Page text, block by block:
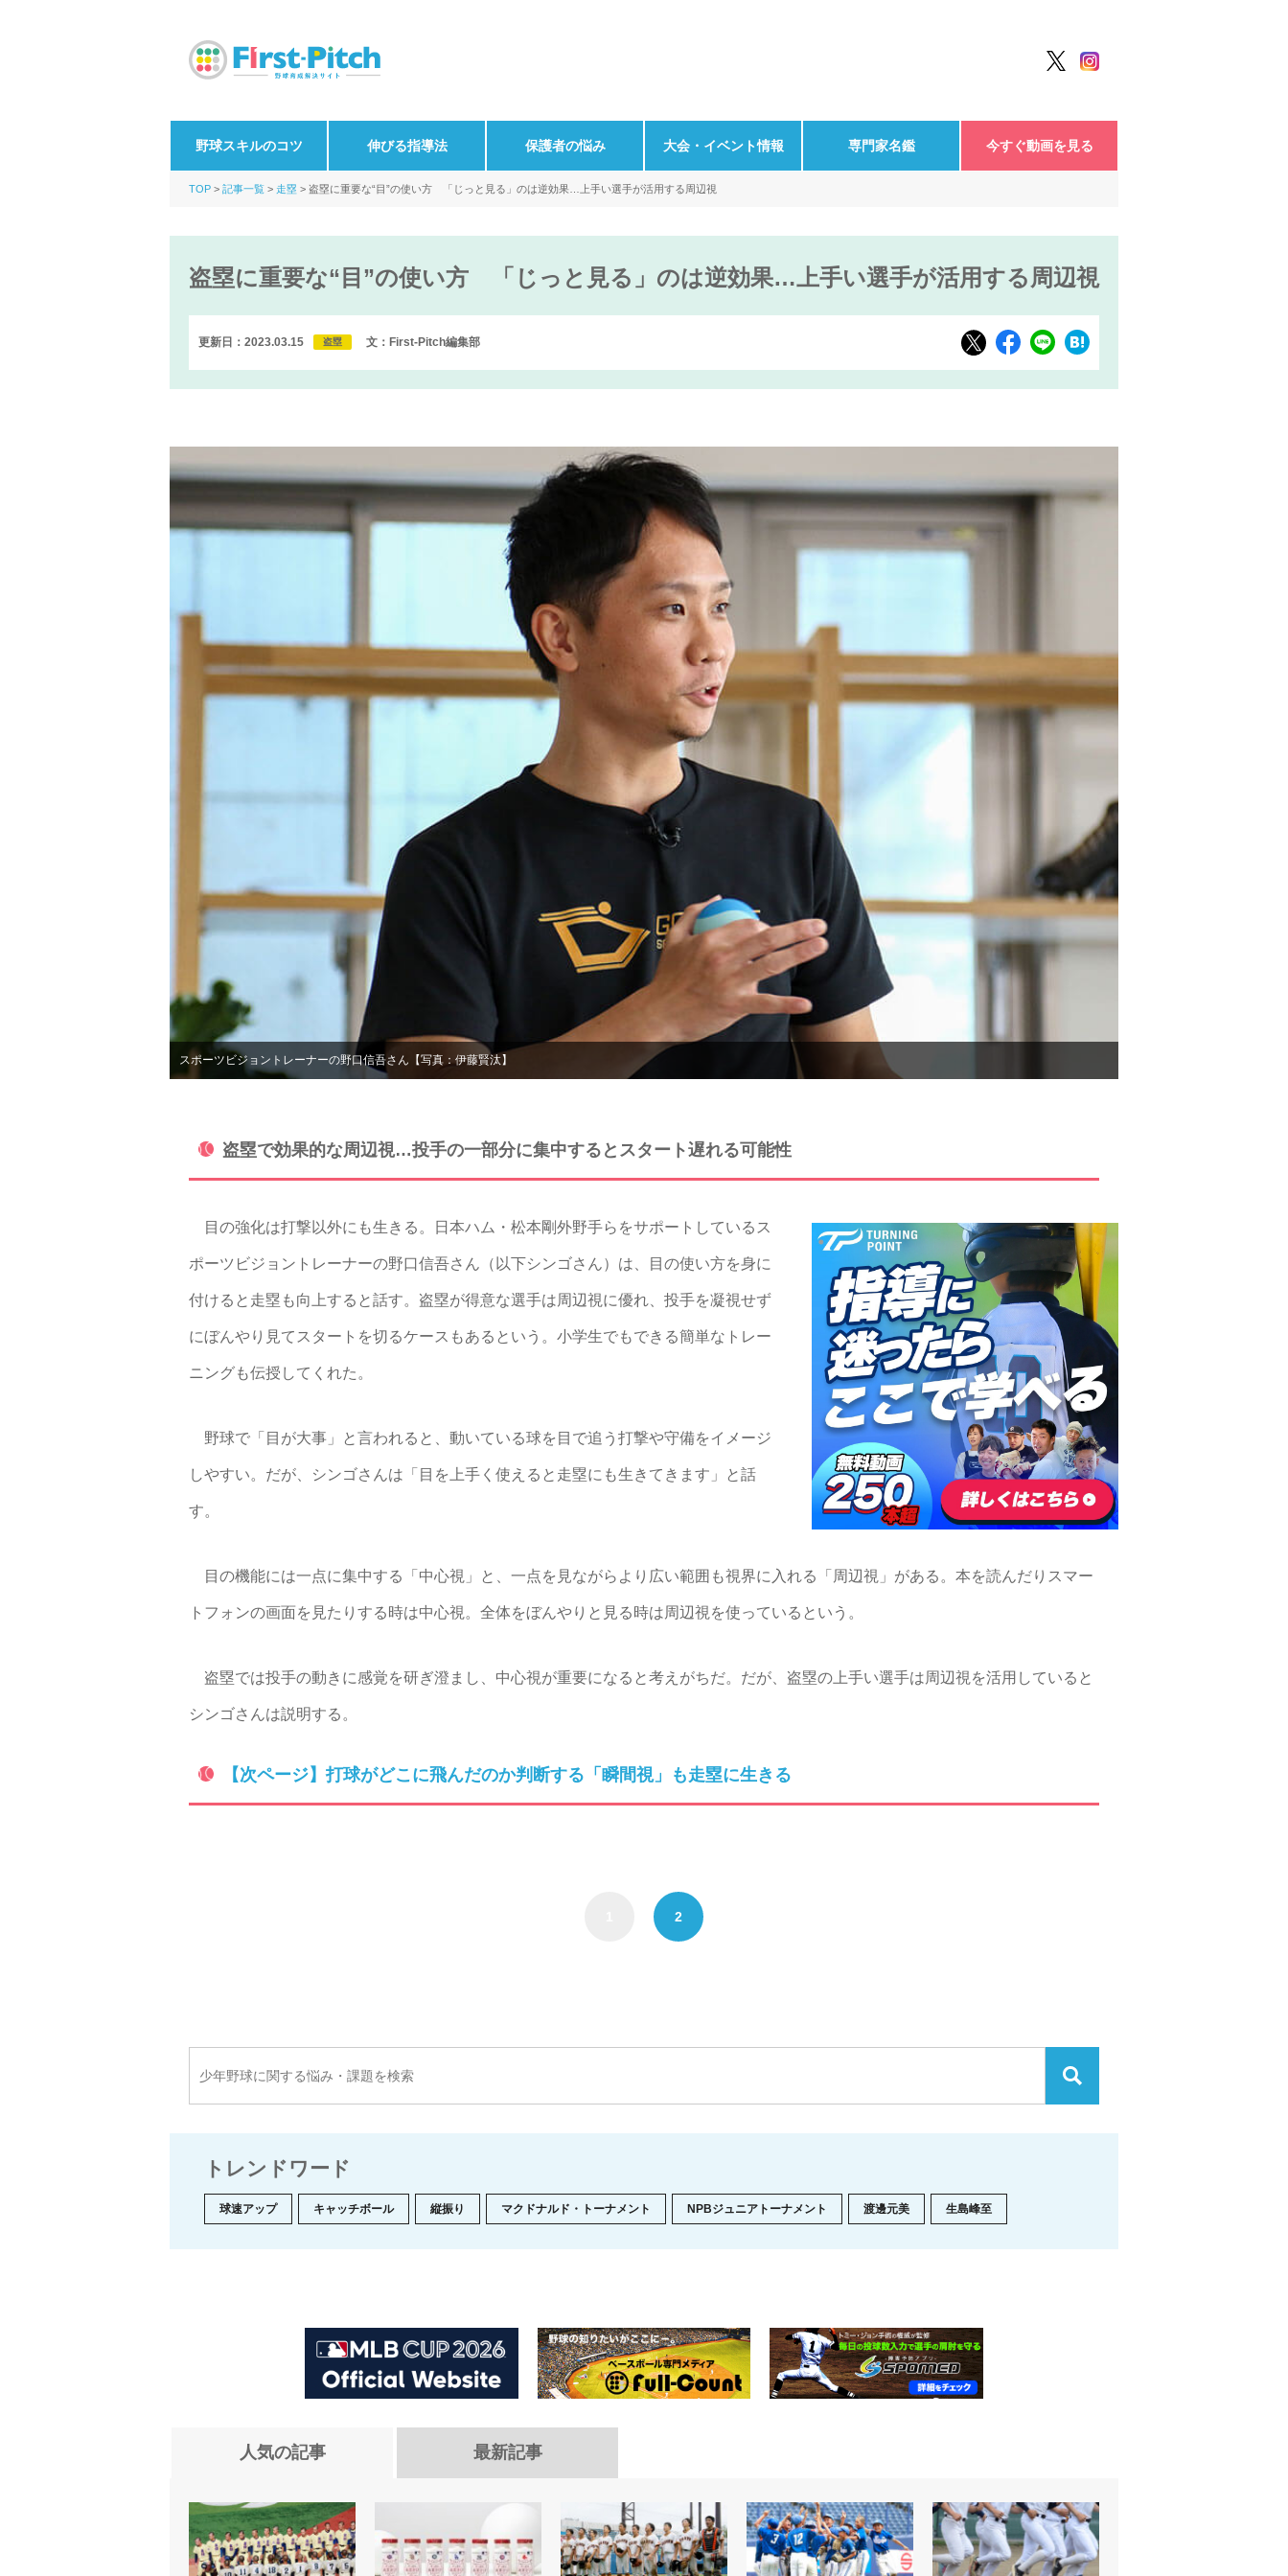
野球スキルのコツ 伸びる指導法 保護者の悩み 大会・イベント情報 専門家名鑑 今すぐ動画を見る
TOP 記事一覧 走塁 盗塁に重要な“目”の使い方 「じっと見る」のは逆効果…上手い選手が活用する周辺視
盗塁に重要な“目”の使い方 「じっと見る」のは逆効果…上手い選手が活用する周辺視
更新日：2023.03.15 盗塁 文：First-Pitch編集部
スポーツビジョントレーナーの野口信吾さん【写真：伊藤賢汰】
盗塁で効果的な周辺視…投手の一部分に集中するとスタート遅れる可能性
目の強化は打撃以外にも生きる。日本ハム・松本剛外野手らをサポートしているス
ポーツビジョントレーナーの野口信吾さん（以下シンゴさん）は、目の使い方を身に
付けると走塁も向上すると話す。盗塁が得意な選手は周辺視に優れ、投手を凝視せず
にぼんやり見てスタートを切るケースもあるという。小学生でもできる簡単なトレー
ニングも伝授してくれた。
野球で「目が大事」と言われると、動いている球を目で追う打撃や守備をイメージ
しやすい。だが、シンゴさんは「目を上手く使えると走塁にも生きてきます」と話
す。
目の機能には一点に集中する「中心視」と、一点を見ながらより広い範囲も視界に入れる「周辺視」がある。本を読んだりスマー
トフォンの画面を見たりする時は中心視。全体をぼんやりと見る時は周辺視を使っているという。
盗塁では投手の動きに感覚を研ぎ澄まし、中心視が重要になると考えがちだ。だが、盗塁の上手い選手は周辺視を活用していると
シンゴさんは説明する。
【次ページ】打球がどこに飛んだのか判断する「瞬間視」も走塁に生きる
2
トレンドワード
球速アップ キャッチボール 縦振り マクドナルド・トーナメント NPBジュニアトーナメント 渡邊元美 生島峰至
人気の記事 最新記事